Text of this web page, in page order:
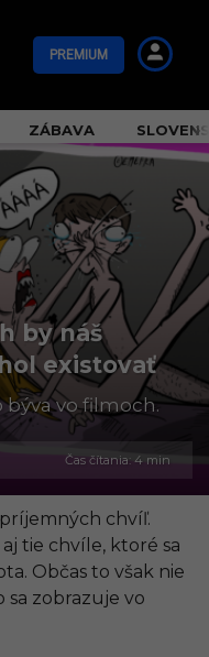
PREMIUM
ZÁBAVA
by náš
existovať
býva vo filmoch.
Čas čítania: 4 min
chvíľ.
tie chvíle, ktoré sa
Občas to však nie
sa zobrazuje vo